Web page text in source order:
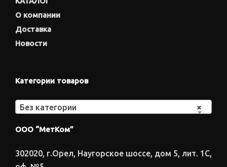
О компании
Доставка
Новости
Категории товаров
×
Без категории
ООО “МетКом”
302020, г.Орел, Наугорское шоссе, дом 5, лит. 1С,